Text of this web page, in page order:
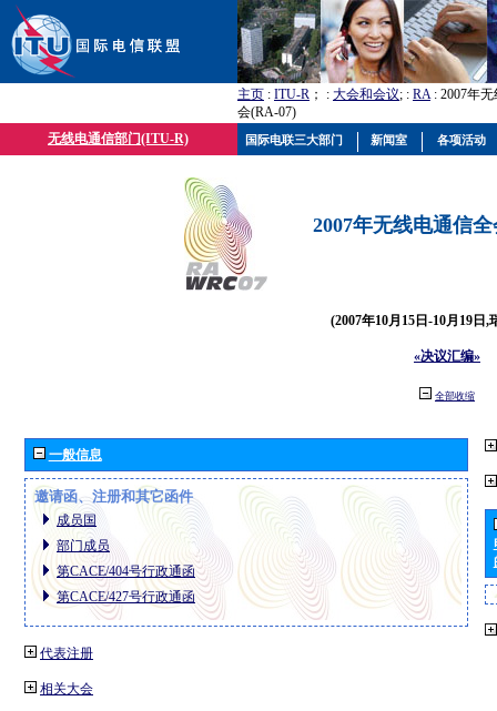
主页 : ITU-R ； : 大会和会议; : RA: 2007年
会(RA-07)
无线电通信部门(ITU-R)
2007年无线电通信
(2007年10月15日-10月19日,
«决议汇编»
全部收缩
一般信息
邀请函、注册和其它函件
成员国
部门成员
第CACE/404号行政通函
第CACE/427号行政通函
代表注册
相关大会
国际电联三大部门 新闻室 各项活动